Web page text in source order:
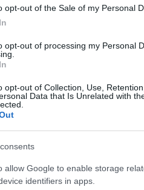
opt-out of the Sale of my Personal
opt-out of processing my Personal
opt-out of Collection, Use,
Data that Is Unrelated with
allow Google to enable storage
identifiers in apps.
Dimanche 07